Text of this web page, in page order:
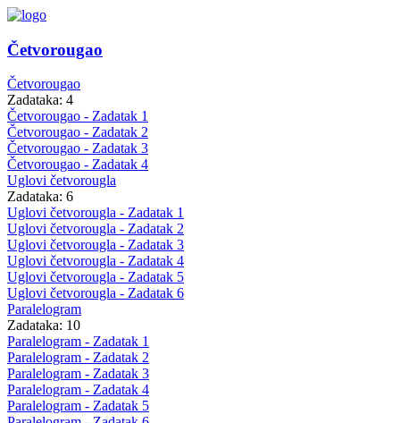
Četvorougao
Četvorougao
Zadataka: 4
Četvorougao - Zadatak 1
Četvorougao - Zadatak 2
Četvorougao - Zadatak 3
Četvorougao - Zadatak 4
Uglovi četvorougla
Zadataka: 6
Uglovi četvorougla - Zadatak 1
Uglovi četvorougla - Zadatak 2
Uglovi četvorougla - Zadatak 3
Uglovi četvorougla - Zadatak 4
Uglovi četvorougla - Zadatak 5
Uglovi četvorougla - Zadatak 6
Paralelogram
Zadataka: 10
Paralelogram - Zadatak 1
Paralelogram - Zadatak 2
Paralelogram - Zadatak 3
Paralelogram - Zadatak 4
Paralelogram - Zadatak 5